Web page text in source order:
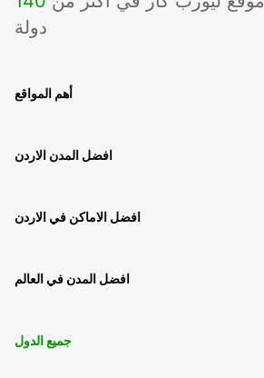
دولة
أهم المواقع
افضل المدن الاردن
افضل الاماكن في الاردن
افضل المدن في العالم
جميع الدول